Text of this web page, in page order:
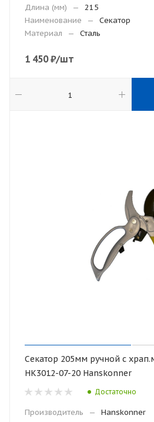
Длина (мм)
—
215
Наименование
—
Секатор
Материал
— Сталь
1 450₽/шт
Секатор 205мм ручной с
НК3012-07-20 Hanskonner
Достаточно
Производитель —
Hanskonner